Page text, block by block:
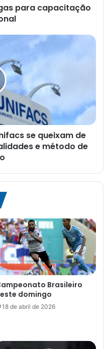
para capacitação
se queixam de
e método de
Brasileiro
domingo
18 de abril de 2026